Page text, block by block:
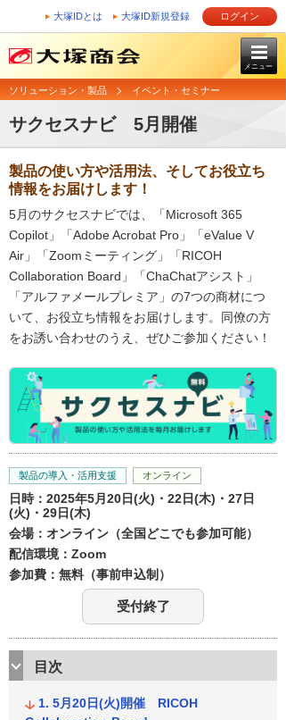
大塚IDとは 大塚ID新規登録 ログイン
メニュー
ソリューション・製品 イベント・セミナー
サクセスナビ 5月開催
製品の使い方や活用法、そしてお役立ち
情報をお届けします！
5月のサクセスナビでは、「Microsoft 365
Copilot」「Adobe Acrobat Pro」「eValue V
Air」「Zoomミーティング」「RICOH
Collaboration Board」「ChaChatアシスト」
「アルファメールプレミア」の7つの商材につ
いて、お役立ち情報をお届けします。同僚の方
をお誘い合わせのうえ、ぜひご参加ください！
製品の導入・活用支援 オンライン
日時：2025年5月20日(火)・22日(木)・27日
(火)・29日(木)
会場：オンライン（全国どこでも参加可能）
配信環境：Zoom
参加費：無料（事前申込制）
受付終了
目次
5月20日(火)開催 RICOH